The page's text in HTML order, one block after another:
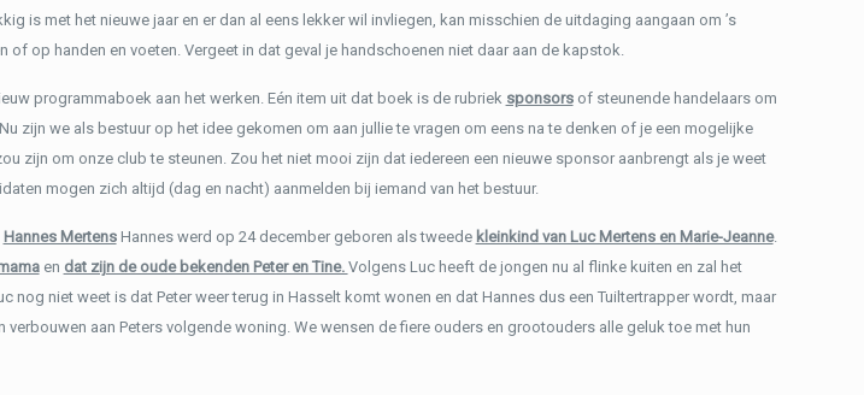
is met het nieuwe jaar en er dan al eens lekker wil invliegen, kan misschien de uitdaging aangaan om ’s
op handen en voeten. Vergeet in dat geval je handschoenen niet daar aan de kapstok.
programmaboek aan het werken. Eén item uit dat boek is de rubriek sponsorsof steunende handelaars om
zijn we als bestuur op het idee gekomen om aan jullie te vragen om eens na te denken of je een mogelijke
zijn om onze club te steunen. Zou het niet mooi zijn dat iedereen een nieuwe sponsor aanbrengt als je weet
mogen zich altijd (dag en nacht) aanmelden bij iemand van het bestuur.
Hannes MertensHannes werd op 24 december geboren als tweede kleinkind van Luc Mertens en Marie-Jeanne.
en dat zijn de oude bekenden Peter en Tine. Volgens Luc heeft de jongen nu al flinke kuiten en zal het
nog niet weet is dat Peter weer terug in Hasselt komt wonen en dat Hannes dus een Tuiltertrapper wordt, maar
verbouwen aan Peters volgende woning. We wensen de fiere ouders en grootouders alle geluk toe met hun